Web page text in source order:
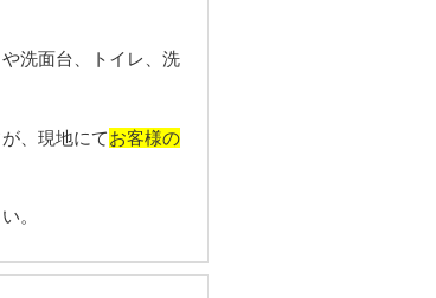
洗面台、トイレ、洗
、現地にてお客様の
。